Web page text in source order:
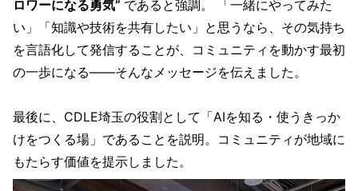
ロワーになる勇気” であると強調。 「一緒にやってみた
い」「知識や技術を共有したい」と思うなら、その気持ち
を言語化して発信することが、コミュニティを動かす最初
の一歩になる——そんなメッセージを伝えました。
最後に、CDLE埼玉の役割として「AIを知る・使うきっか
けをつくる場」であることを説明。コミュニティが地域に
もたらす価値を提示しました。